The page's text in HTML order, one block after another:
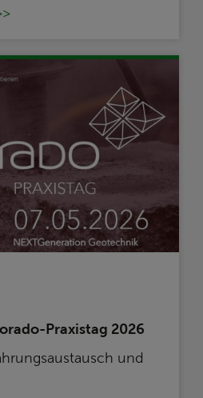
Praxistag 2026
und